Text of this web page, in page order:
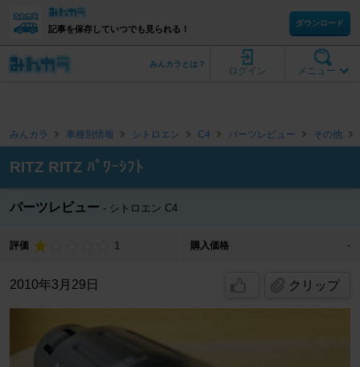
記事を保存していつでも見られる！
ダウンロード
メニュー
ログイン
みんカラとは？
みんカラ 車種別情報 シトロエン C4 パーツレビュー その他
RITZ RITZ ﾊﾟﾜｰｼﾌﾄ
パーツレビュー シトロエン C4
評価 1 購入価格 -
2010年3月29日 クリップ